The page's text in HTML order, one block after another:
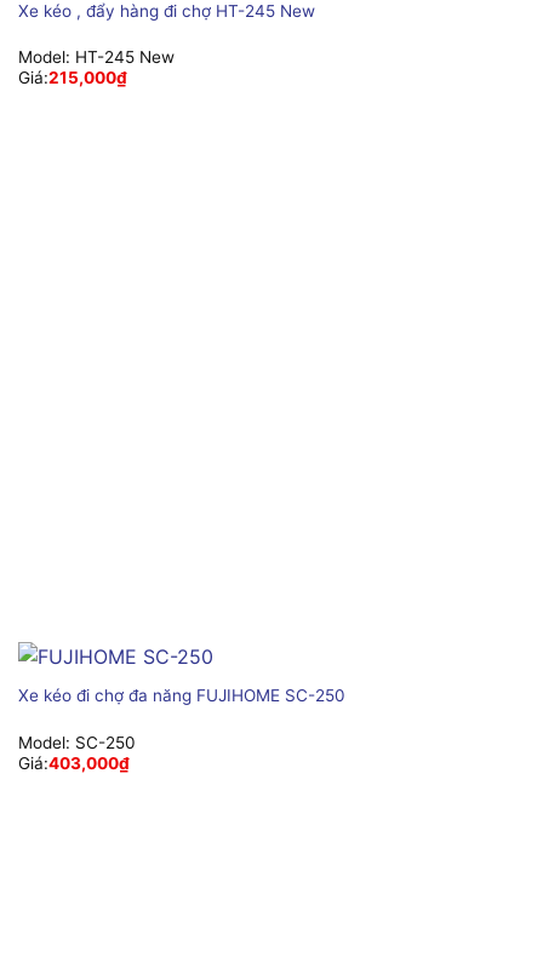
Xe kéo , đẩy hàng đi chợ HT-245 New
Model: HT-245 New
Giá:215,000₫
Xe kéo đi chợ đa năng FUJIHOME SC-250
Model: SC-250
Giá:403,000₫